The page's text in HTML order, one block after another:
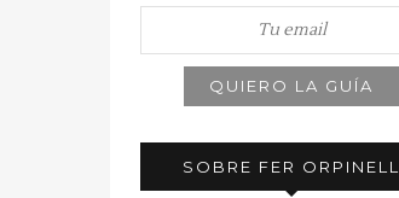
SOBRE FER ORPINELL